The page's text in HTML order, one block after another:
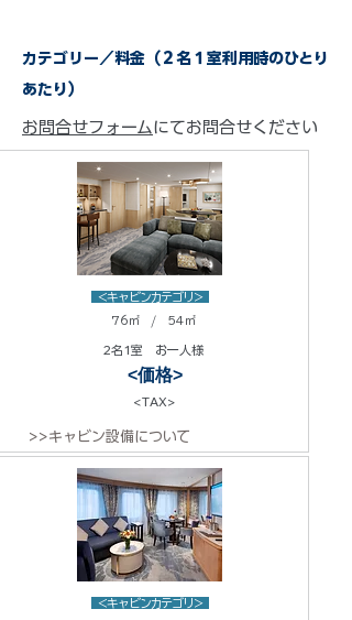
カテゴリー／料金（２名１室利用時のひとり
あたり）
お問合せフォームにてお問合せください
<キャビンカテゴリ>
76㎡ / 54㎡
2名1室 お一人様
<価格>
<TAX>
>>キャビン設備について
<キャビンカテゴリ>